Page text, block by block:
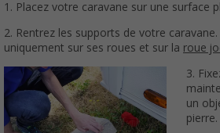
1. Placez votre caravane sur une surface
2. Rentrez les supports de votre
uniquement sur ses roues et sur la roue
3.
un
pierre.